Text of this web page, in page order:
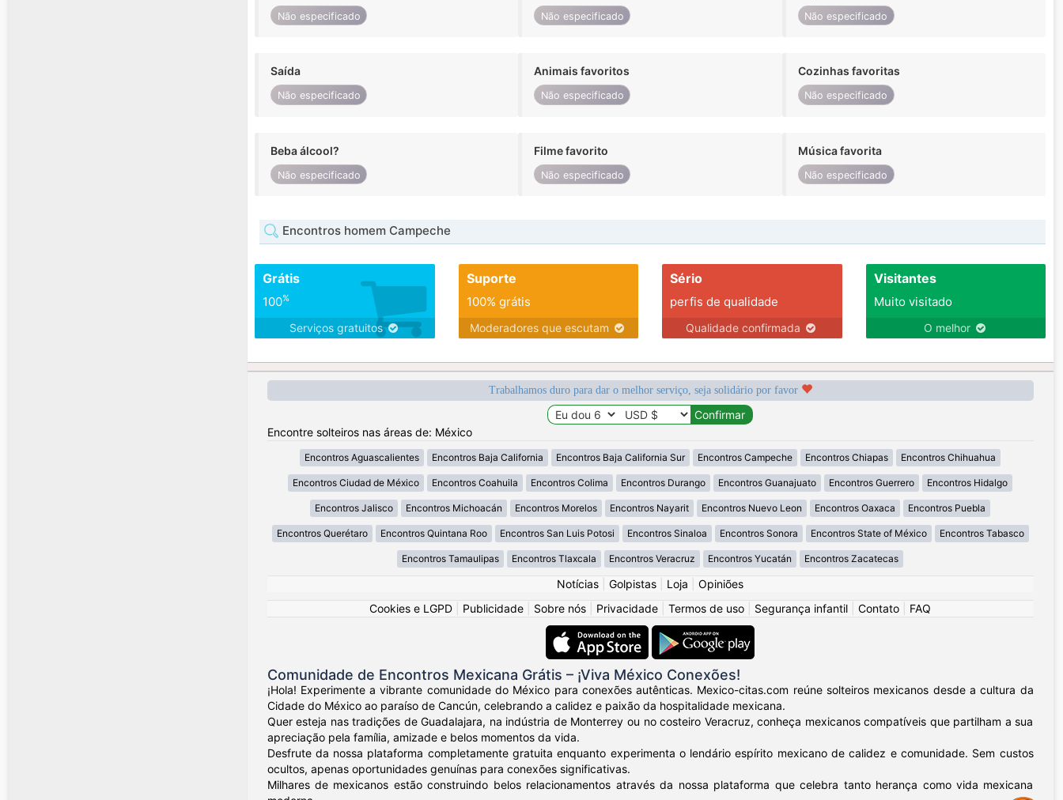
Não especificado Não especificado Não especificado
Saída
Não especificado
Animais favoritos
Não especificado
Cozinhas favoritas
Não especificado
Beba álcool?
Não especificado
Filme favorito
Não especificado
Música favorita
Não especificado
Encontros homem Campeche
Grátis
100%
Serviços gratuitos
Suporte
100% grátis
Moderadores que escutam
Sério
perfis de qualidade
Qualidade confirmada
Visitantes
Muito visitado
O melhor
Trabalhamos duro para dar o melhor serviço, seja solidário por favor
Encontre solteiros nas áreas de: México
Encontros Aguascalientes Encontros Baja California Encontros Baja California Sur Encontros Campeche Encontros Chiapas Encontros Chihuahua
Encontros Ciudad de México Encontros Coahuila Encontros Colima Encontros Durango Encontros Guanajuato Encontros Guerrero Encontros Hidalgo
Encontros Jalisco Encontros Michoacán Encontros Morelos Encontros Nayarit Encontros Nuevo Leon Encontros Oaxaca Encontros Puebla
Encontros Querétaro Encontros Quintana Roo Encontros San Luis Potosi Encontros Sinaloa Encontros Sonora Encontros State of México Encontros Tabasco
Encontros Tamaulipas Encontros Tlaxcala Encontros Veracruz Encontros Yucatán Encontros Zacatecas
Notícias Golpistas Loja
Opiniões
Cookies e LGPD
Publicidade Sobre nós Privacidade Termos de uso Segurança infantil Contato FAQ
Comunidade de Encontros Mexicana Grátis – ¡Viva México Conexões!
¡Hola! Experimente a vibrante comunidade do México para conexões autênticas. Mexico-citas.com reúne solteiros mexicanos desde a cultura da
Cidade do México ao paraíso de Cancún, celebrando a calidez e paixão da hospitalidade mexicana.
Quer esteja nas tradições de Guadalajara, na indústria de Monterrey ou no costeiro Veracruz, conheça mexicanos compatíveis que partilham a sua
apreciação pela família, amizade e belos momentos da vida.
Desfrute da nossa plataforma completamente gratuita enquanto experimenta o lendário espírito mexicano de calidez e comunidade. Sem custos
ocultos, apenas oportunidades genuínas para conexões significativas.
Milhares de mexicanos estão construindo belos relacionamentos através da nossa plataforma que celebra tanto herança como vida mexicana